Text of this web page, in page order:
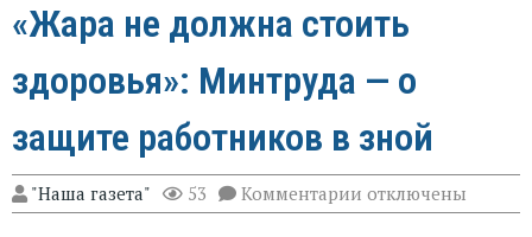
«Жара не должна стоить
здоровья»: Минтруда — о
защите работников в зной
"Наша газета" 53 Комментарии к
записи
отключены